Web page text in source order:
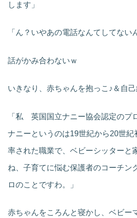
します」
「ん？いやあの電話なんてしてない
話がかみ合わないｗ
いきなり、赤ちゃんを抱っこ♪＆自
「私 英国国立ナニー協会認定のプ
ナニーというのは19世紀から20世紀
率された職業で、ベビーシッターと
ね、子育てに悩む保護者のコーチン
ロのことですわ。」
赤ちゃんをころんと寝かし、ベビー